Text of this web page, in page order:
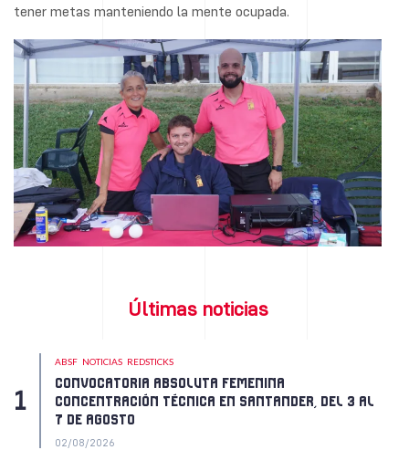
tener metas manteniendo la mente ocupada.
Últimas noticias
ABSF NOTICIAS REDSTICKS
CONVOCATORIA ABSOLUTA FEMENINA
CONCENTRACIÓN TÉCNICA EN SANTANDER, DEL 3 AL
7 DE AGOSTO
02/08/2026